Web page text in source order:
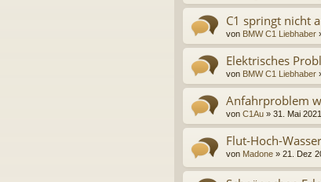
C1 springt nicht
von BMW C1 Liebhaber
Elektrisches
von BMW C1 Liebhaber
Anfahrproblem
von C1Au » 31. Mai
Flut-Hoch-
von Madone » 21. Dez